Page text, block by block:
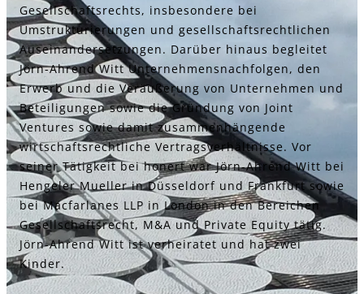
Gesellschaftsrechts, insbesondere bei
Umstrukturierungen und gesellschaftsrechtlichen
Auseinandersetzungen. Darüber hinaus begleitet
Jörn-Ahrend Witt Unternehmensnachfolgen, den
Erwerb und die Veräußerung von Unternehmen und
Beteiligungen sowie die Gründung von Joint
Ventures sowie damit zusammenhängende
wirtschaftsrechtliche Vertragsverhältnisse. Vor
seiner Tätigkeit bei honert war Jörn-Ahrend Witt bei
Hengeler Mueller in Düsseldorf und Frankfurt sowie
bei Macfarlanes LLP in London in den Bereichen
Gesellschaftsrecht, M&A und Private Equity tätig.
Jörn-Ahrend Witt ist verheiratet und hat zwei
Kinder.